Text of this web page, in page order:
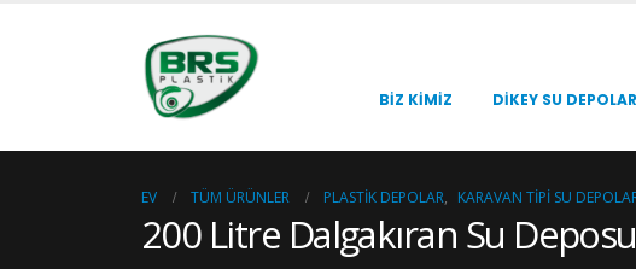
BIZ KIMIZ DIKEY SU
EV TÜM ÜRÜNLER PLASTIK DEPOLAR, KARAVAN TIPI SU
200 Litre Dalgakıran Su